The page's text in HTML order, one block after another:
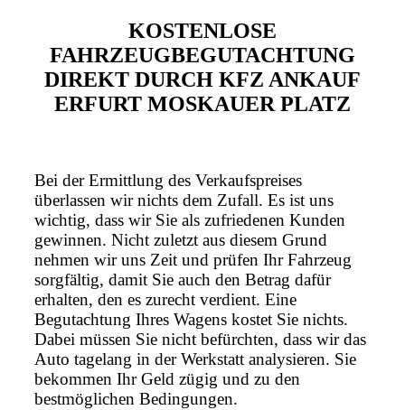
KOSTENLOSE
FAHRZEUGBEGUTACHTUNG
DIREKT DURCH KFZ ANKAUF
ERFURT MOSKAUER PLATZ
Bei der Ermittlung des Verkaufspreises
überlassen wir nichts dem Zufall. Es ist uns
wichtig, dass wir Sie als zufriedenen Kunden
gewinnen. Nicht zuletzt aus diesem Grund
nehmen wir uns Zeit und prüfen Ihr Fahrzeug
sorgfältig, damit Sie auch den Betrag dafür
erhalten, den es zurecht verdient. Eine
Begutachtung Ihres Wagens kostet Sie nichts.
Dabei müssen Sie nicht befürchten, dass wir das
Auto tagelang in der Werkstatt analysieren. Sie
bekommen Ihr Geld zügig und zu den
bestmöglichen Bedingungen.